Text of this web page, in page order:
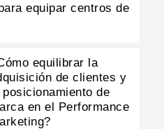
equipar centros de
equilibrar la
de clientes y
posicionamiento de
en el Performance